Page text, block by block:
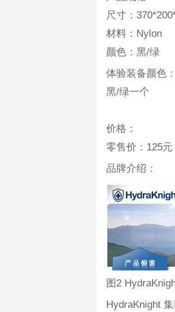
尺寸：
材料：Nylon
颜色：黑/绿
体验装备颜色：
黑/绿一个
价格：
零售价：125元
品牌介绍：
图2
HydraKnight